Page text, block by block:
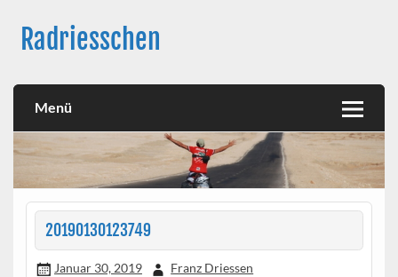
contentRadriesschen
Menü
20190130123749
Januar 30, 2019 Franz Driessen